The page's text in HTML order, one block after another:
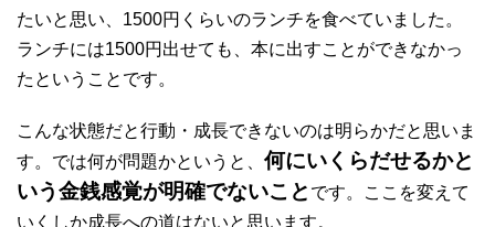
たいと思い、1500円くらいのランチを食べていました。
ランチには1500円出せても、本に出すことができなかっ
たということです。
こんな状態だと行動・成長できないのは明らかだと思いま
す。では何が問題かというと、 何にいくらだせるかと
いう金銭感覚が明確でないこと です。ここを変えて
いくしか成長への道はないと思います。